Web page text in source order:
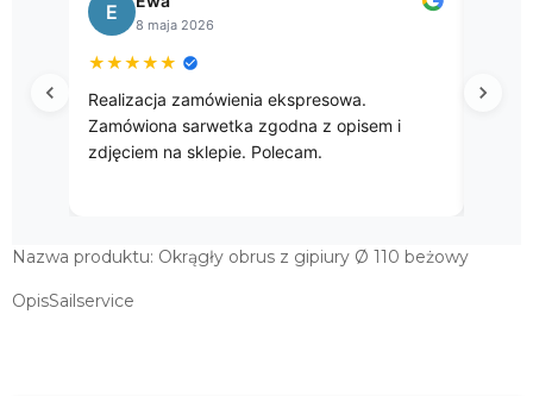
ekspresowa.
zgodna z opisem i
Przepięke gobelinowe obrusy.
Nazwa produktu: Okrągły obrus z gipiury Ø 110 beżowy
OpisSailservice